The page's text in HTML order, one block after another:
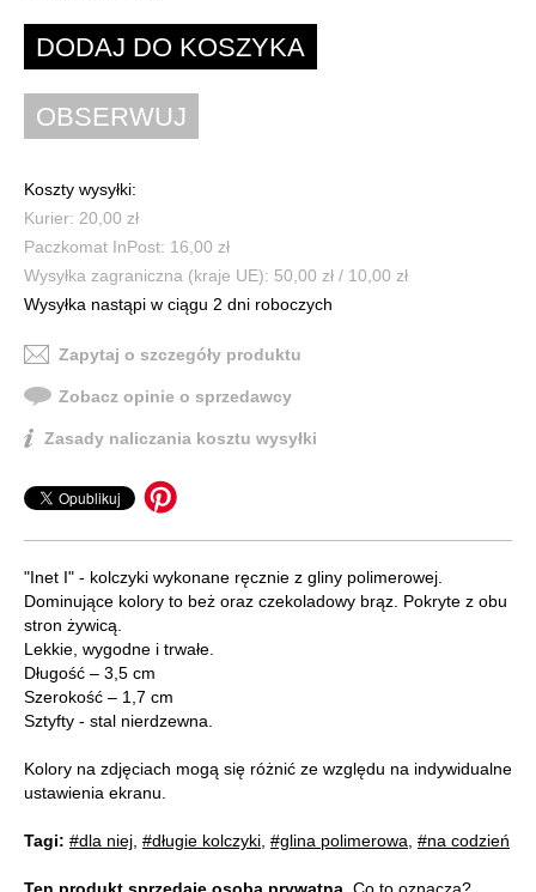
Koszty wysyłki:
Kurier: 20,00 zł
Paczkomat InPost: 16,00 zł
Wysyłka zagraniczna (kraje UE): 50,00 zł / 10,00 zł
Wysyłka nastąpi w ciągu 2 dni roboczych
Zapytaj o szczegóły produktu
Zobacz opinie o sprzedawcy
Zasady naliczania kosztu wysyłki
"Inet I" - kolczyki wykonane ręcznie z gliny polimerowej.
Dominujące kolory to beż oraz czekoladowy brąz. Pokryte z obu
stron żywicą.
Lekkie, wygodne i trwałe.
Długość – 3,5 cm
Szerokość – 1,7 cm
Sztyfty - stal nierdzewna.
Kolory na zdjęciach mogą się różnić ze względu na indywidualne
ustawienia ekranu.
Tagi: #dla niej #długie kolczyki #glina polimerowa #na codzień